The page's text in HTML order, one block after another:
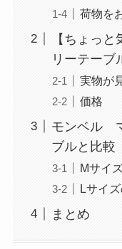
荷物を
【ちょっ
リーテーブ
実物が
価格
モンベル
ブルと比較
Mサイ
Lサイ
まとめ